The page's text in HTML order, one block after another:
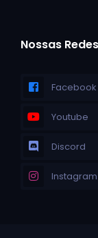
Nossas
Facebook
Youtube
Discord
Instagram